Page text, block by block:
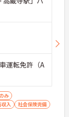
運転免許（A
み
収入
社会保険完備